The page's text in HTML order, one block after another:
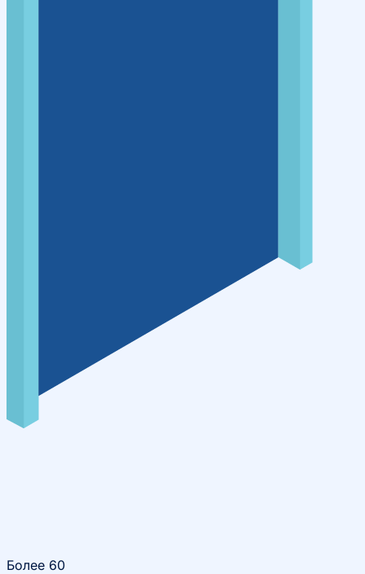
Более 60